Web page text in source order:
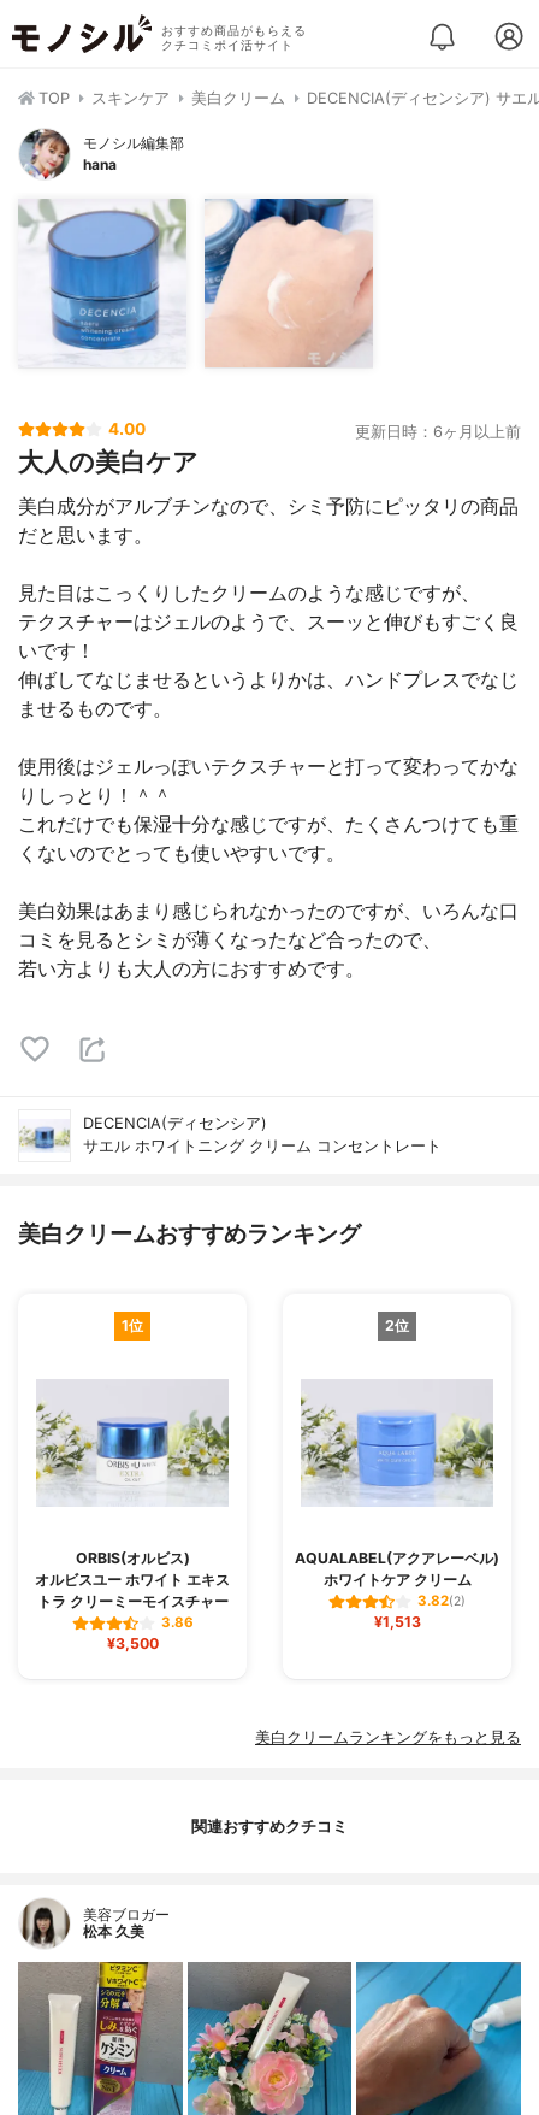
おすすめ商品がもらえる
クチコミポイ活サイト
TOP スキンケア 美白クリーム DECENCIA(ディセンシア) サエ
モノシル編集部
hana
4.00 更新日時：6ヶ月以上前
大人の美白ケア
美白成分がアルブチンなので、シミ予防にピッタリの商品
だと思います。
見た目はこっくりしたクリームのような感じですが、
テクスチャーはジェルのようで、スーッと伸びもすごく良
いです！
伸ばしてなじませるというよりかは、ハンドプレスでなじ
ませるものです。
使用後はジェルっぽいテクスチャーと打って変わってかな
りしっとり！＾＾
これだけでも保湿十分な感じですが、たくさんつけても重
くないのでとっても使いやすいです。
美白効果はあまり感じられなかったのですが、いろんな口
コミを見るとシミが薄くなったなど合ったので、
若い方よりも大人の方におすすめです。
DECENCIA(ディセンシア)
サエル ホワイトニング クリーム コンセントレート
美白クリームおすすめランキング
1位
ORBIS(オルビス)
オルビスユー ホワイト エキス
トラ クリーミーモイスチャー
3.86
¥3,500
2位
AQUALABEL(アクアレーベル)
ホワイトケア クリーム
3.82(2)
¥1,513
美白クリームランキングをもっと見る
関連おすすめクチコミ
美容ブロガー
松本 久美